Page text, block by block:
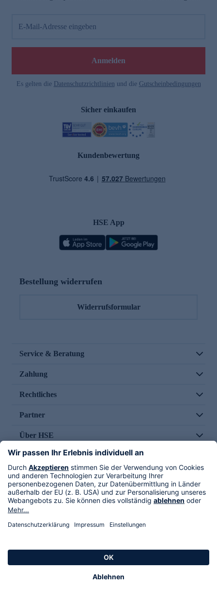
E-Mail-Adresse eingeben
Anmelden
Es gelten die Datenschutzrichtlinien und die Gutscheinbedingungen
Sicher einkaufen
Kundenbewertung
HSE App
Bestellung widerrufen
Widerrufsformular
Service & Beratung
Zahlung
Rechtliches
Partner
Über HSE
Im TV
HSE International